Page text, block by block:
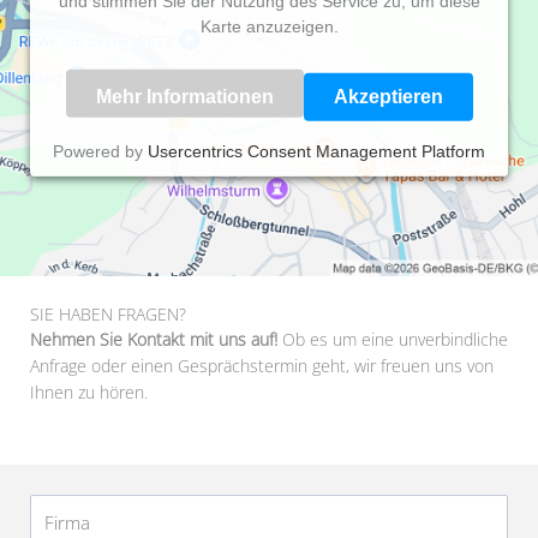
Karte anzuzeigen.
Mehr Informationen Akzeptieren
Powered by Usercentrics Consent Management Platform
SIE HABEN FRAGEN?
Nehmen Sie Kontakt mit uns auf! Ob es um eine unverbindliche
Anfrage oder einen Gesprächstermin geht, wir freuen uns von
Ihnen zu hören.